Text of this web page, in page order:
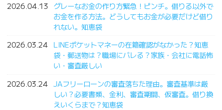
2026.04.13
グレーなお金の作り方緊急！ピンチ。借りる以外で
お金を作る方法。どうしてもお金が必要だけど借り
れない。知恵袋
2026.03.24 LINEポケットマネーの在籍確認がなかった？知恵
袋・郵送物は？職場にバレる？家族・会社に電話怖
い・審査厳しい
2026.03.24 JAフリーローンの審査落ちた理由。審査基準は厳
しい？必要書類、金利、審査期間、仮審査。借り換
えいくらまで？知恵袋